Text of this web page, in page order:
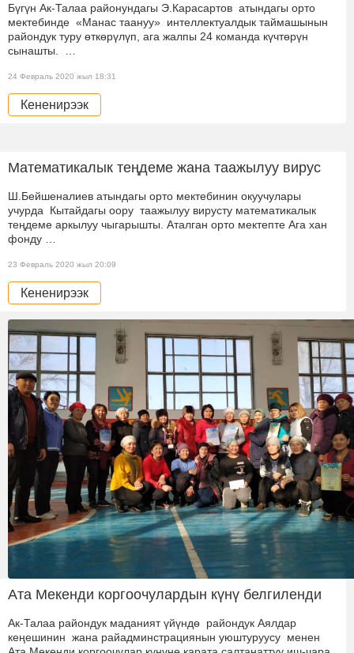
Бүгүн Ак-Талаа районундагы Э.Карасартов атындагы орто
мектебинде «Манас таануу» интеллектуалдык таймашынын
райондук туру өткөрүлүп, ага жалпы 24 команда күчтөрүн
сынашты. …
24 Февраль 2020 жыл 18:31
Кененирээк
Математикалык теңдеме жана таажылуу вирус
Ш.Бейшеналиев атындагы орто мектебинин окуучулары
учурда Кытайдагы оору таажылуу вирусту математикалык
теңдеме аркылуу чыгарышты. Аталган орто мектепте Ага хан
фонду …
23 Февраль 2020 жыл 20:09
Кененирээк
Ата Мекенди коргоочулардын күнү белгиленди
Ак-Талаа райондук маданият үйүндө райондук Аялдар
кеңешинин жана райадминстрациянын уюштуруусу менен